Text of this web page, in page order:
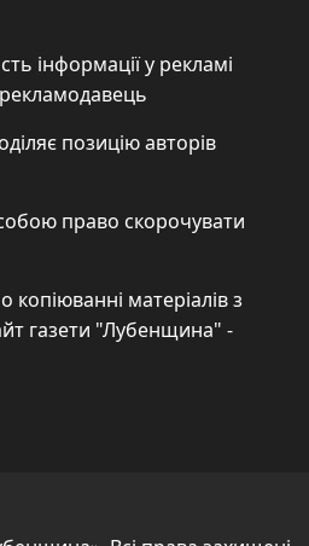
інформації у рекламі
рекламодавець
позицію авторів
право скорочувати
матеріалів з
газети "Лубенщина" -